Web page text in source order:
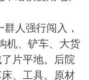
人强行闯入，
机、铲车、大货
片平地。后院
、工具。原材